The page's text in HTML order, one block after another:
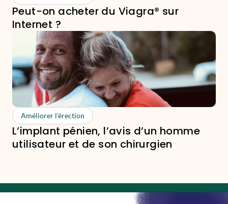
Peut-on acheter du Viagra® sur
Internet ?
Améliorer l'érection
L’implant pénien, l’avis d’un homme
utilisateur et de son chirurgien